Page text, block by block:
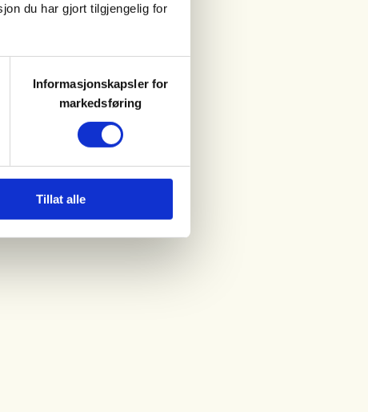
du har gjort tilgjengelig for
Informasjonskapsler for
markedsføring
Tillat alle